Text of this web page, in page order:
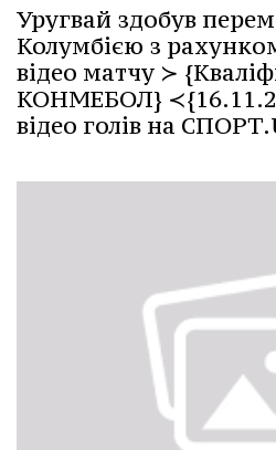
Уругвай здобув
Колумбією з
відео матчу ≻
КОНМЕБОЛ}
відео голів на